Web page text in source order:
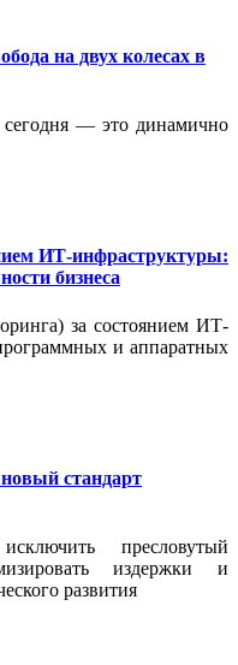
на двух колесах в
— это динамично
ИТ-инфраструктуры:
бизнеса
за состоянием ИТ-
и аппаратных
стандарт
пресловутый
издержки и
развития